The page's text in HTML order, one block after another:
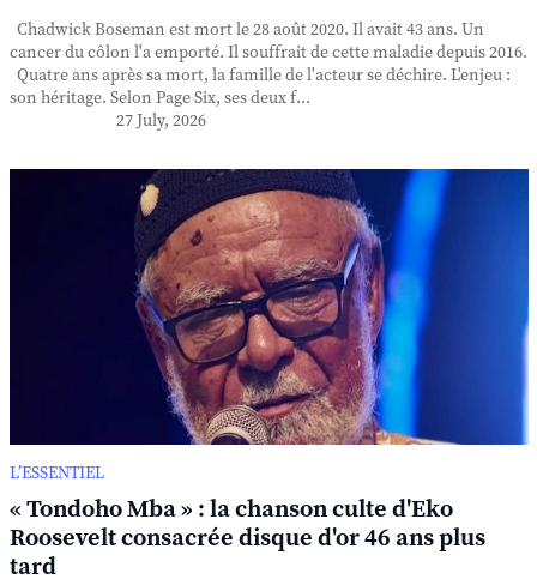
Chadwick Boseman est mort le 28 août 2020. Il avait 43 ans. Un
cancer du côlon l'a emporté. Il souffrait de cette maladie depuis 2016.
Quatre ans après sa mort, la famille de l'acteur se déchire. L'enjeu :
son héritage. Selon Page Six, ses deux f...
27 July, 2026
L’ESSENTIEL
« Tondoho Mba » : la chanson culte d'Eko
Roosevelt consacrée disque d'or 46 ans plus
tard